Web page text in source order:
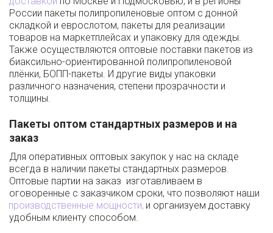
России пакеты полипропиленовые оптом с донной
складкой и еврослотом, пакеты для реализации
товаров на маркетплейсах и упаковку для одежды.
Также осуществляются оптовые поставки пакетов из
биаксильно-ориентированной полипропиленовой
плёнки, БОПП-пакеты. И другие виды упаковки
различного назначения, степени прозрачности и
толщины.
Пакеты оптом стандартных размеров и на
заказ
Для оперативных оптовых закупок у нас на складе
всегда в наличии пакеты стандартных размеров.
Оптовые партии на заказ  изготавливаем в
производственные мощности, и организуем доставку
удобным клиенту способом.